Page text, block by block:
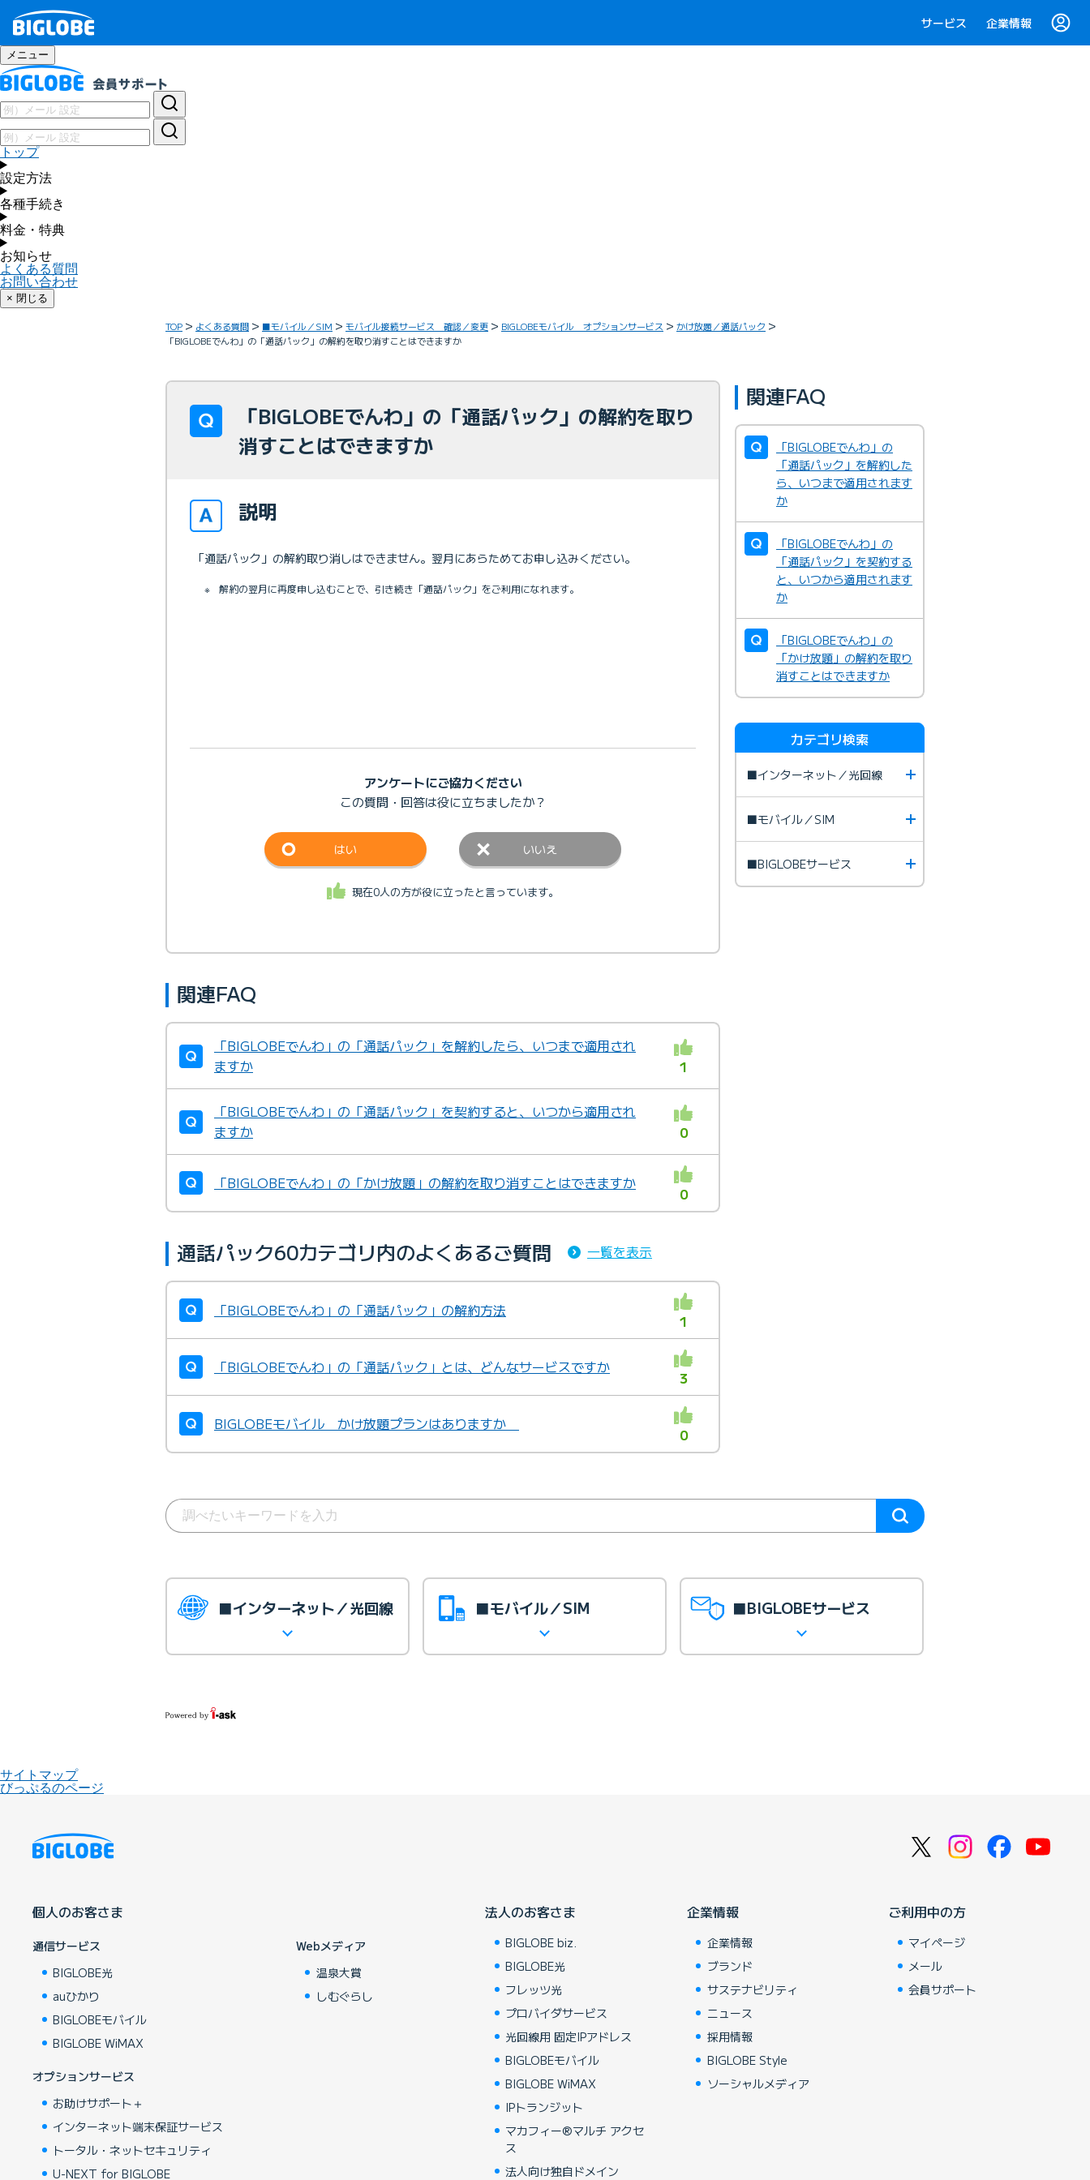
サービス 企業情報
メニュー
トップ
設定方法
各種手続き
料金・特典
お知らせ
よくある質問
お問い合わせ
× 閉じる
TOP よくある質問 ■モバイル／SIM モバイル接続サービス 確認／変更 BIGLOBEモバイル オプションサービス
かけ放題／通話パック
「BIGLOBEでんわ」の「通話パック」の解約を取り消すことはできますか
「BIGLOBEでんわ」の「通話パック」の解約を取り
消すことはできますか
説明
「通話パック」の解約取り消しはできません。翌月にあらためてお申し込みください。
※ 解約の翌月に再度申し込むことで、引き続き「通話パック」をご利用になれます。
アンケートにご協力ください
この質問・回答は役に立ちましたか？
はい いいえ
現在0人の方が役に立ったと言っています。
関連FAQ
「BIGLOBEでんわ」の「通話パック」を解約したら、いつまで適用され
ますか
1
「BIGLOBEでんわ」の「通話パック」を契約すると、いつから適用され
ますか
0
「BIGLOBEでんわ」の「かけ放題」の解約を取り消すことはできますか
0
通話パック60カテゴリ内のよくあるご質問 一覧を表示
「BIGLOBEでんわ」の「通話パック」の解約方法
1
「BIGLOBEでんわ」の「通話パック」とは、どんなサービスですか
3
BIGLOBEモバイル かけ放題プランはありますか
0
関連FAQ
「BIGLOBEでんわ」の
「通話パック」を解約した
ら、いつまで適用されます
か
「BIGLOBEでんわ」の
「通話パック」を契約する
と、いつから適用されます
か
「BIGLOBEでんわ」の
「かけ放題」の解約を取り
消すことはできますか
カテゴリ検索
■インターネット／光回線
■モバイル／SIM
■BIGLOBEサービス
■インターネット／光回線 ■モバイル／SIM ■BIGLOBEサービス
サイトマップ
びっぷるのページ
個人のお客さま
通信サービス
BIGLOBE光
auひかり
BIGLOBEモバイル
BIGLOBE WiMAX
オプションサービス
お助けサポート＋
インターネット端末保証サービス
トータル・ネットセキュリティ
U-NEXT for BIGLOBE
Webメディア
温泉大賞
しむぐらし
法人のお客さま
BIGLOBE biz.
BIGLOBE光
フレッツ光
プロバイダサービス
光回線用 固定IPアドレス
BIGLOBEモバイル
BIGLOBE WiMAX
IPトランジット
マカフィー®マルチ アクセ
ス
法人向け独自ドメイン
企業情報
企業情報
ブランド
サステナビリティ
ニュース
採用情報
BIGLOBE Style
ソーシャルメディア
ご利用中の方
マイページ
メール
会員サポート